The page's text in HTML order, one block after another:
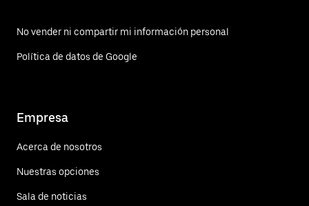
No vender ni compartir mi información personal
Política de datos de Google
Empresa
Acerca de nosotros
Nuestras opciones
Sala de noticias